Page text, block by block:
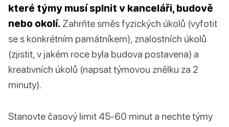
které týmy musí splnit v kanceláři, budově
nebo okolí. Zahrňte směs fyzických úkolů (vyfotit
se s konkrétním památníkem), znalostních úkolů
(zjistit, v jakém roce byla budova postavena) a
kreativních úkolů (napsat týmovou znělku za 2
minuty).
Stanovte časový limit 45-60 minut a nechte týmy